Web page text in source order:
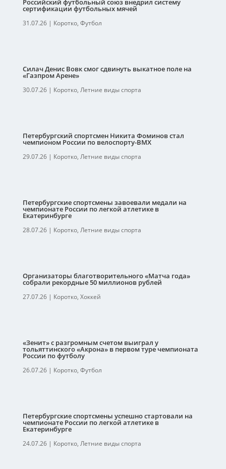
Российский футбольный союз внедрил систему
сертификации футбольных мячей
31.07.26| Коротко, Футбол
Силач Денис Вовк смог сдвинуть выкатное поле на
«Газпром Арене»
30.07.26| Коротко, Летние виды спорта
Петербургский спортсмен Никита Фоминов стал
чемпионом России по велоспорту-ВМХ
29.07.26| Коротко, Летние виды спорта
Петербургские спортсмены завоевали медали на
чемпионате России по легкой атлетике в
Екатеринбурге
28.07.26| Коротко, Летние виды спорта
Организаторы благотворительного «Матча года»
собрали рекордные 50 миллионов рублей
27.07.26| Коротко, Хоккей
«Зенит» с разгромным счетом выиграл у
тольяттинского «Акрона» в первом туре чемпионата
России по футболу
26.07.26| Коротко, Футбол
Петербургские спортсмены успешно стартовали на
чемпионате России по легкой атлетике в
Екатеринбурге
24.07.26| Коротко, Летние виды спорта